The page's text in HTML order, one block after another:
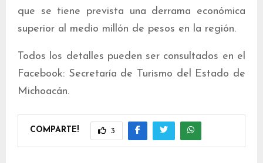
que se tiene prevista una derrama económica
superior al medio millón de pesos en la región.
Todos los detalles pueden ser consultados en el
Facebook: Secretaría de Turismo del Estado de
Michoacán.
COMPARTE! 3